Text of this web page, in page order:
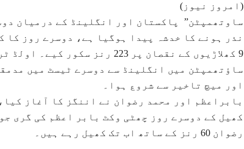
(امروز نیوز)
ساوتھمپٹن” پاکستان اور انگلینڈ کے درمیان
نذر ہونے کا خدشہ پیدا ہوگیا ہے، دوسرے روز
9 کھلاڑیوں کے نقصان پر 223
ساؤتھمپٹن میں انگلینڈ سے دوسرے ٹیسٹ میں
اور میچ تاخیر سے شروع ہوا۔
رضوان 60 رنز کے ساتھ اب تک کھیل رہے ہیں۔